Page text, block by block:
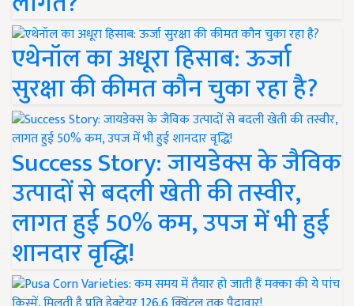
एथेनॉल का अधूरा हिसाब: ऊर्जा
सुरक्षा की कीमत कौन चुका रहा है?
Success Story: जायडेक्स के जैविक
उत्पादों से बदली खेती की तस्वीर,
लागत हुई 50% कम, उपज में भी हुई
शानदार वृद्धि!